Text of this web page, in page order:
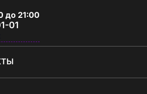
до 21:00
01